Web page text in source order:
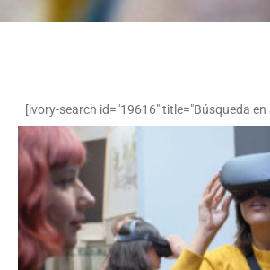
[ivory-search id="19616" title="Búsqueda en